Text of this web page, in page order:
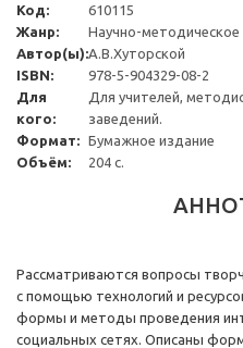
Код:
610115
Жанр:
Научно-методическое
Автор(ы):А.В.Хуторской
ISBN:
978-5-904329-08-2
Для
кого:
Для учителей,
заведений.
Формат: Бумажное издание
Объём:
204 с.
Рассматриваются вопросы
с помощью технологий и
формы и методы проведения
социальных сетях. Описаны